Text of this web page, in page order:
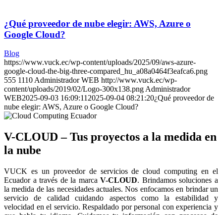
¿Qué proveedor de nube elegir: AWS, Azure o
Google Cloud?
Blog
https://www.vuck.ec/wp-content/uploads/2025/09/aws-azure-
google-cloud-the-big-three-compared_hu_a08a0464f3eafca6.png
555 1110 Administrador WEB http://www.vuck.ec/wp-
content/uploads/2019/02/Logo-300x138.png Administrador
WEB2025-09-03 16:09:11 2025-09-04 08:21:20¿Qué proveedor de
nube elegir: AWS, Azure o Google Cloud?
V-CLOUD – Tus proyectos a la medida en
la nube
VUCK es un proveedor de servicios de cloud computing en el
Ecuador a través de la marcaV-CLOUD. Brindamos soluciones a
la medida de las necesidades actuales. Nos enfocamos en brindar un
servicio de calidad cuidando aspectos como la estabilidad y
velocidad en el servicio. Respaldado por personal con experiencia y